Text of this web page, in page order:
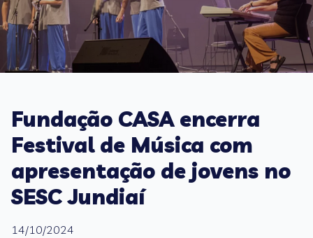
Fundação CASA encerra
Festival de Música com
apresentação de jovens no
SESC Jundiaí
14/10/2024